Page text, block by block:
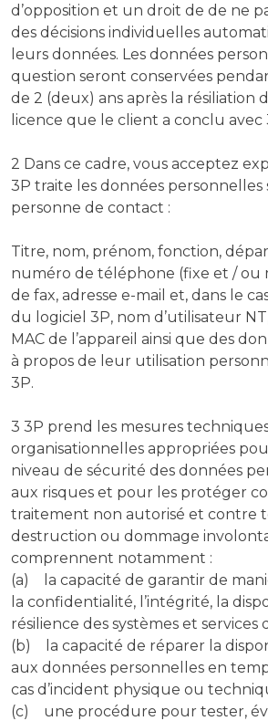
d’opposition et un droit de de ne
des décisions individuelles
leurs données. Les données
question seront conservées
de 2 (deux) ans après la résiliation
licence que le client a conclu avec
2 Dans ce cadre, vous acceptez
3P traite les données personnelles
personne de contact :
Titre, nom, prénom, fonction,
numéro de téléphone (fixe et / ou
de fax, adresse e-mail et, dans le
du logiciel 3P, nom d’utilisateur
MAC de l’appareil ainsi que des
à propos de leur utilisation
3P.
3 3P prend les mesures
organisationnelles appropriées
niveau de sécurité des données
aux risques et pour les protéger
traitement non autorisé et contre
destruction ou dommage
comprennent notamment :
(a) la capacité de garantir de
la confidentialité, l’intégrité, la
résilience des systèmes et services
(b) la capacité de réparer la
aux données personnelles en
cas d’incident physique ou
(c) une procédure pour tester,